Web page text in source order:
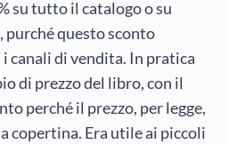
su tutto il catalogo o su
purché questo sconto
canali di vendita. In pratica
di prezzo del libro, con il
perché il prezzo, per legge,
copertina. Era utile ai piccoli